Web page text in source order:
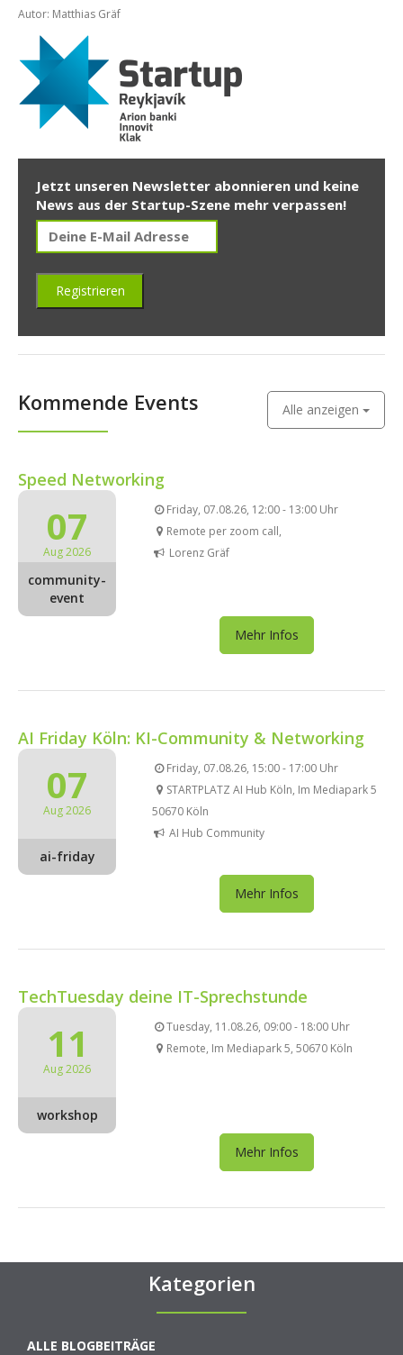
Autor: Matthias Gräf
Jetzt unseren Newsletter abonnieren und keine
News aus der Startup-Szene mehr verpassen!
Kommende Events Alle anzeigen
Speed Networking
07
Aug 2026
community-
event
Friday, 07.08.26, 12:00 - 13:00 Uhr
Remote per zoom call,
Lorenz Gräf
Mehr Infos
AI Friday Köln: KI-Community & Networking
07
Aug 2026
ai-friday
Friday, 07.08.26, 15:00 - 17:00 Uhr
STARTPLATZ AI Hub Köln, Im Mediapark 5
50670 Köln
AI Hub Community
Mehr Infos
TechTuesday deine IT-Sprechstunde
11
Aug 2026
workshop
Tuesday, 11.08.26, 09:00 - 18:00 Uhr
Remote, Im Mediapark 5, 50670 Köln
Mehr Infos
Kategorien
ALLE BLOGBEITRÄGE